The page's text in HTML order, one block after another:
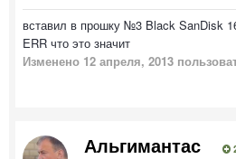
вставил в прошку №3 Black SanDisk
ERR что это значит
Изменено 12 апреля, 2013
Альгимантас